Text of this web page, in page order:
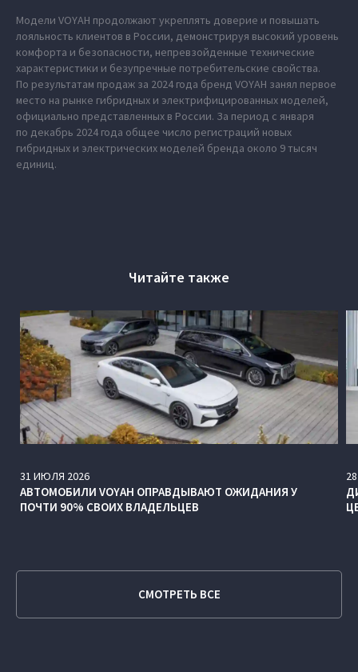
Модели VOYAH продолжают укреплять доверие и повышать
лояльность клиентов в России, демонстрируя высокий уровень
комфорта и безопасности, непревзойденные технические
характеристики и безупречные потребительские свойства.
По результатам продаж за 2024 года бренд VOYAH занял первое
место на рынке гибридных и электрифицированных моделей,
официально представленных в России. За период с января
по декабрь 2024 года общее число регистраций новых
гибридных и электрических моделей бренда около 9 тысяч
единиц.
Читайте также
31 ИЮЛЯ 2026
АВТОМОБИЛИ VOYAH ОПРАВДЫВАЮТ ОЖИДАНИЯ У
ПОЧТИ 90% СВОИХ ВЛАДЕЛЬЦЕВ
28
СМОТРЕТЬ ВСЕ